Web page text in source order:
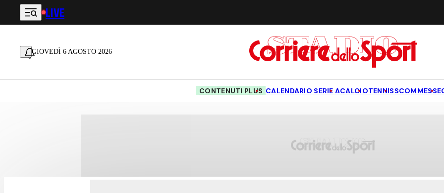
Vai al contenuto principale
LIVE
GIOVEDÌ 6 AGOSTO 2026
CONTENUTI PLUS CALENDARIO SERIE ACALCIOTENNISSCOMMESSE